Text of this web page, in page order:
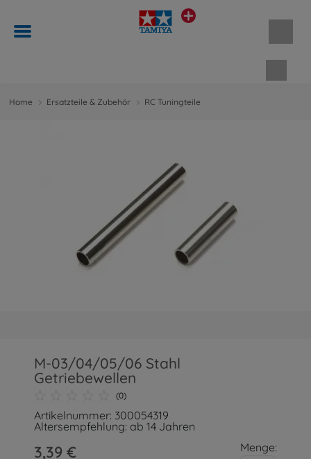
Home Ersatzteile & Zubehör RC Tuningteile
M-03/04/05/06 Stahl
Getriebewellen
(0)
Artikelnummer: 300054319
Altersempfehlung: ab 14 Jahren
3,39 € Menge: